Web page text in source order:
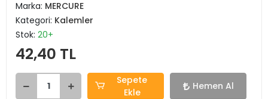
Marka: MERCURE
Kategori: Kalemler
Stok: 20+
42,40 TL
Sepete
Ekle
Hemen Al